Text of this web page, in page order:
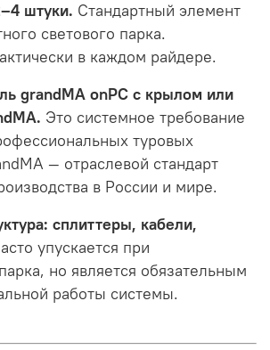
штуки. Стандартный элемент
светового парка.
в каждом райдере.
grandMA onPC с крылом или
Это системное требование
туровых
— отраслевой стандарт
в России и мире.
сплиттеры, кабели,
упускается при
но является обязательным
работы системы.